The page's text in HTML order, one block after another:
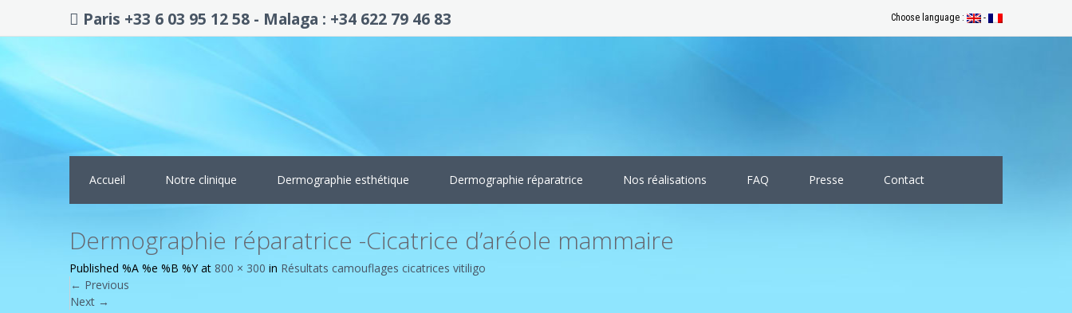
Paris +33 6 03 95 12 58 - Malaga : +34 622 79 46 83 Choose language : -
Accueil Notre clinique Dermographie esthétique Dermographie réparatrice Nos réalisations FAQ Presse Contact
Dermographie réparatrice -Cicatrice d’aréole mammaire
Published %A %e %B %Yat 800 × 300 in Résultats camouflages cicatrices vitiligo
← Previous
Next →